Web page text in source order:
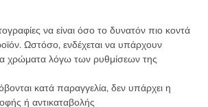
να είναι όσο το δυνατόν πιο κοντά
Ωστόσο, ενδέχεται να υπάρχουν
χρώματα λόγω των ρυθμίσεων της
κατά παραγγελία, δεν υπάρχει η
ή αντικαταβολής